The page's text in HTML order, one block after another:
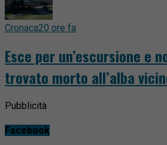
Cronaca20 ore fa
Esce per un’escursione e
trovato morto all’alba
Pubblicità
Facebook